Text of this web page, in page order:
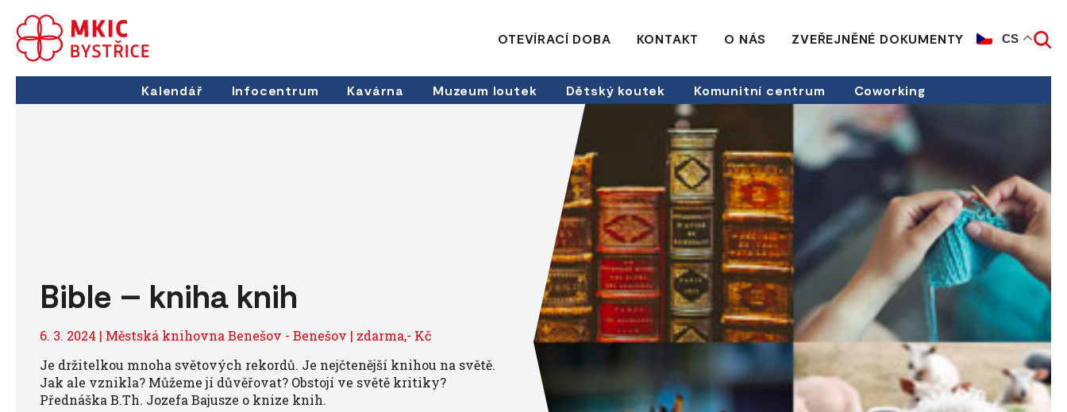
OTEVÍRACÍ DOBA KONTAKT O NÁS ZVEŘEJNĚNÉ DOKUMENTY CS
Kalendář Infocentrum Kavárna Muzeum loutek Dětský koutek Komunitní centrum Coworking
Bible – kniha knih
6. 3. 2024 | Městská knihovna Benešov - Benešov | zdarma,- Kč
Je držitelkou mnoha světových rekordů. Je nejčtenější knihou na světě.
Jak ale vznikla? Můžeme jí důvěřovat? Obstojí ve světě kritiky?
Přednáška B.Th. Jozefa Bajusze o knize knih.